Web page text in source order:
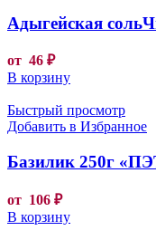
Адыгейская
от 46 ₽
В корзину
Быстрый просмотр
Добавить в Избранное
Базилик 250г
от 106 ₽
В корзину